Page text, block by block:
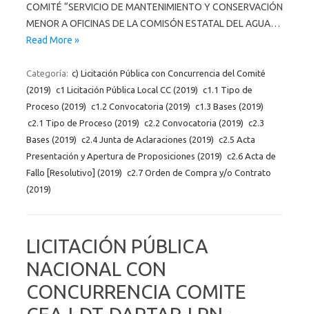
COMITÉ “SERVICIO DE MANTENIMIENTO Y CONSERVACIÓN
MENOR A OFICINAS DE LA COMISÓN ESTATAL DEL AGUA…
Read More »
Categoría: c) Licitación Pública con Concurrencia del Comité
(2019) c1 Licitación Pública Local CC (2019) c1.1 Tipo de
Proceso (2019) c1.2 Convocatoria (2019) c1.3 Bases (2019)
c2.1 Tipo de Proceso (2019) c2.2 Convocatoria (2019) c2.3
Bases (2019) c2.4 Junta de Aclaraciones (2019) c2.5 Acta
Presentación y Apertura de Proposiciones (2019) c2.6 Acta de
Fallo [Resolutivo] (2019) c2.7 Orden de Compra y/o Contrato
(2019)
LICITACIÓN PÚBLICA
NACIONAL CON
CONCURRENCIA COMITE